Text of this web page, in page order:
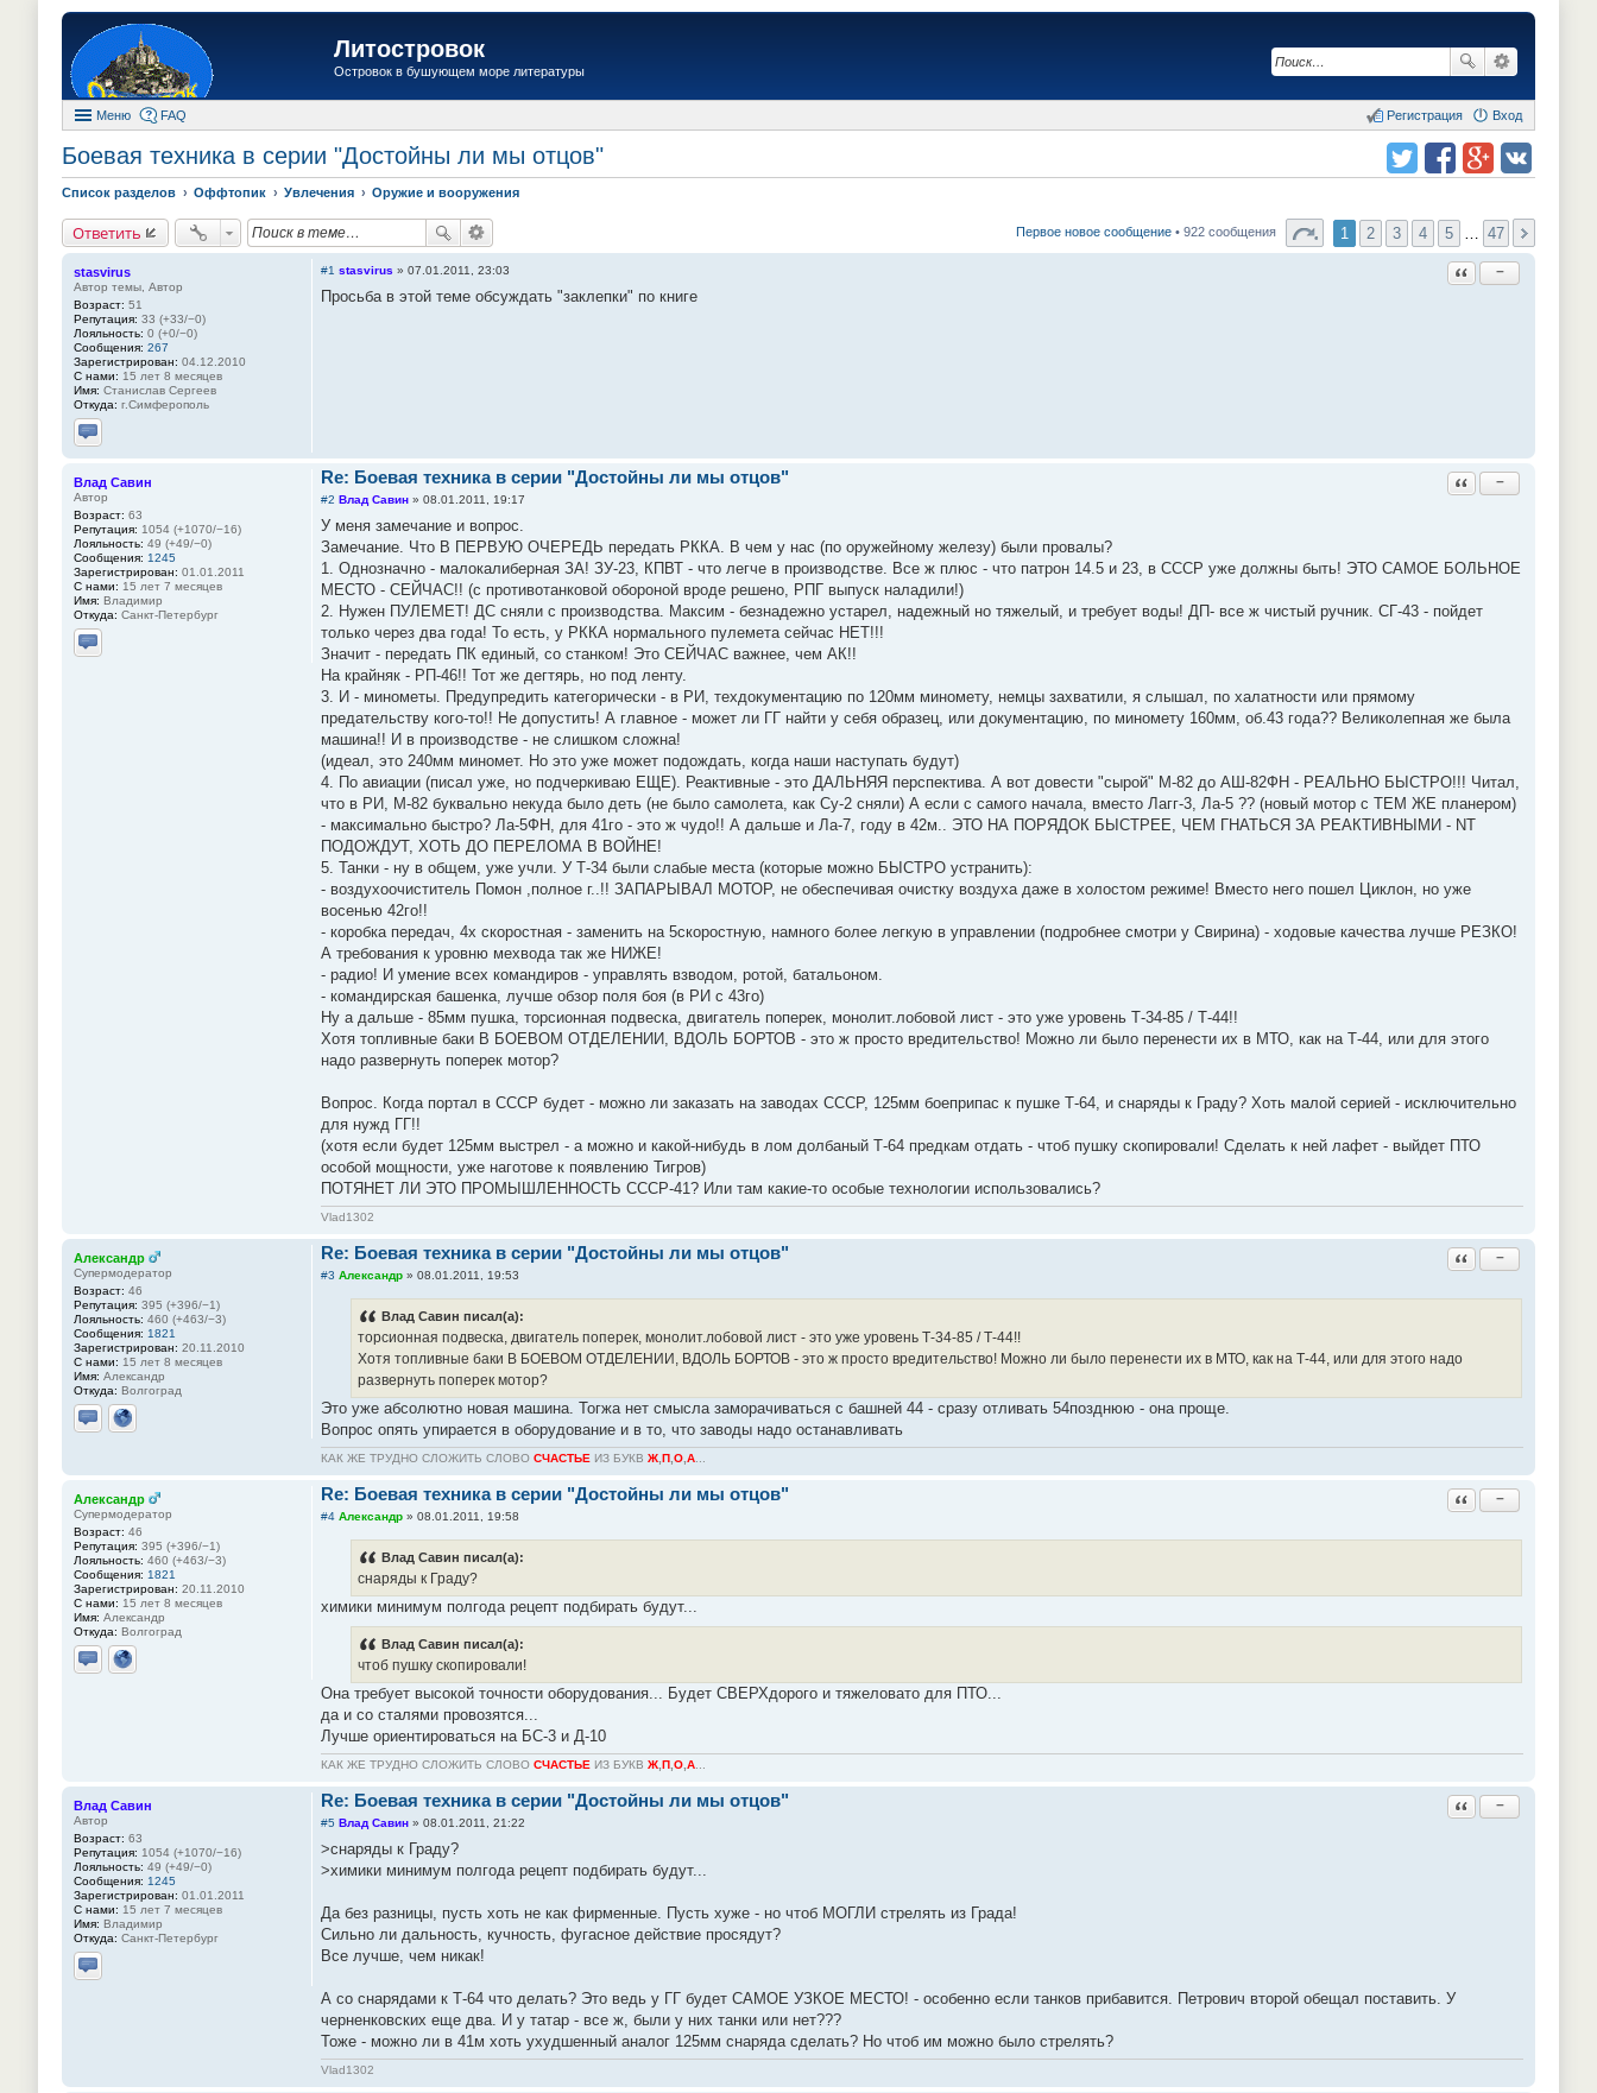
Литостровок
Островок в бушующем море литературы
Меню FAQ Вход
Регистрация
Боевая техника в серии "Достойны ли мы отцов"
Список разделов Оффтопик Увлечения Оружие и вооружения
Ответить Первое новое сообщение • 922 сообщения 1 2 3 4 5 47
stasvirus
Автор темы, Автор
Возраст: 51
Репутация: 33 (+33/−0)
Лояльность: 0 (+0/−0)
Сообщения: 267
Зарегистрирован: 04.12.2010
С нами: 15 лет 8 месяцев
Имя: Станислав Сергеев
Откуда: г.Симферополь
Отправить личное сообщение
Ответить с цитатой
−
#1 stasvirus » 07.01.2011, 23:03
Просьба в этой теме обсуждать "заклепки" по книге
Влад Савин
Автор
Возраст: 63
Репутация: 1054 (+1070/−16)
Лояльность: 49 (+49/−0)
Сообщения: 1245
Зарегистрирован: 01.01.2011
С нами: 15 лет 7 месяцев
Имя: Владимир
Откуда: Санкт-Петербург
Отправить личное сообщение
Re: Боевая техника в серии "Достойны ли мы отцов" Ответить с цитатой
−
#2 Влад Савин » 08.01.2011, 19:17
У меня замечание и вопрос.
Замечание. Что В ПЕРВУЮ ОЧЕРЕДЬ передать РККА. В чем у нас (по оружейному железу) были провалы?
1. Однозначно - малокалиберная ЗА! ЗУ-23, КПВТ - что легче в производстве. Все ж плюс - что патрон 14.5 и 23, в СССР уже должны быть! ЭТО САМОЕ БОЛЬНОЕ
МЕСТО - СЕЙЧАС!! (с противотанковой обороной вроде решено, РПГ выпуск наладили!)
2. Нужен ПУЛЕМЕТ! ДС сняли с производства. Максим - безнадежно устарел, надежный но тяжелый, и требует воды! ДП- все ж чистый ручник. СГ-43 - пойдет
только через два года! То есть, у РККА нормального пулемета сейчас НЕТ!!!
Значит - передать ПК единый, со станком! Это СЕЙЧАС важнее, чем АК!!
На крайняк - РП-46!! Тот же дегтярь, но под ленту.
3. И - минометы. Предупредить категорически - в РИ, техдокументацию по 120мм миномету, немцы захватили, я слышал, по халатности или прямому
предательству кого-то!! Не допустить! А главное - может ли ГГ найти у себя образец, или документацию, по миномету 160мм, об.43 года?? Великолепная же была
машина!! И в производстве - не слишком сложна!
(идеал, это 240мм миномет. Но это уже может подождать, когда наши наступать будут)
4. По авиации (писал уже, но подчеркиваю ЕЩЕ). Реактивные - это ДАЛЬНЯЯ перспектива. А вот довести "сырой" М-82 до АШ-82ФН - РЕАЛЬНО БЫСТРО!!! Читал,
что в РИ, М-82 буквально некуда было деть (не было самолета, как Су-2 сняли) А если с самого начала, вместо Лагг-3, Ла-5 ?? (новый мотор с ТЕМ ЖЕ планером)
- максимально быстро? Ла-5ФН, для 41го - это ж чудо!! А дальше и Ла-7, году в 42м.. ЭТО НА ПОРЯДОК БЫСТРЕЕ, ЧЕМ ГНАТЬСЯ ЗА РЕАКТИВНЫМИ - NT
ПОДОЖДУТ, ХОТЬ ДО ПЕРЕЛОМА В ВОЙНЕ!
5. Танки - ну в общем, уже учли. У Т-34 были слабые места (которые можно БЫСТРО устранить):
- воздухоочиститель Помон ,полное г..!! ЗАПАРЫВАЛ МОТОР, не обеспечивая очистку воздуха даже в холостом режиме! Вместо него пошел Циклон, но уже
восенью 42го!!
- коробка передач, 4х скоростная - заменить на 5скоростную, намного более легкую в управлении (подробнее смотри у Свирина) - ходовые качества лучше РЕЗКО!
А требования к уровню мехвода так же НИЖЕ!
- радио! И умение всех командиров - управлять взводом, ротой, батальоном.
- командирская башенка, лучше обзор поля боя (в РИ с 43го)
Ну а дальше - 85мм пушка, торсионная подвеска, двигатель поперек, монолит.лобовой лист - это уже уровень Т-34-85 / Т-44!!
Хотя топливные баки В БОЕВОМ ОТДЕЛЕНИИ, ВДОЛЬ БОРТОВ - это ж просто вредительство! Можно ли было перенести их в МТО, как на Т-44, или для этого
надо развернуть поперек мотор?
Вопрос. Когда портал в СССР будет - можно ли заказать на заводах СССР, 125мм боеприпас к пушке Т-64, и снаряды к Граду? Хоть малой серией - исключительно
для нужд ГГ!!
(хотя если будет 125мм выстрел - а можно и какой-нибудь в лом долбаный Т-64 предкам отдать - чтоб пушку скопировали! Сделать к ней лафет - выйдет ПТО
особой мощности, уже наготове к появлению Тигров)
ПОТЯНЕТ ЛИ ЭТО ПРОМЫШЛЕННОСТЬ СССР-41? Или там какие-то особые технологии использовались?
Vlad1302
Александр
Супермодератор
Возраст: 46
Репутация: 395 (+396/−1)
Лояльность: 460 (+463/−3)
Сообщения: 1821
Зарегистрирован: 20.11.2010
С нами: 15 лет 8 месяцев
Имя: Александр
Откуда: Волгоград
Отправить личное сообщение
Сайт
Re: Боевая техника в серии "Достойны ли мы отцов" Ответить с цитатой
−
#3 Александр » 08.01.2011, 19:53
Влад Савин писал(а):
торсионная подвеска, двигатель поперек, монолит.лобовой лист - это уже уровень Т-34-85 / Т-44!!
Хотя топливные баки В БОЕВОМ ОТДЕЛЕНИИ, ВДОЛЬ БОРТОВ - это ж просто вредительство! Можно ли было перенести их в МТО, как на Т-44, или для этого надо
развернуть поперек мотор?
Это уже абсолютно новая машина. Тогжа нет смысла заморачиваться с башней 44 - сразу отливать 54позднюю - она проще.
Вопрос опять упирается в оборудование и в то, что заводы надо останавливать
КАК ЖЕ ТРУДНО СЛОЖИТЬ СЛОВО СЧАСТЬЕ ИЗ БУКВ Ж,П,О,А...
Александр
Супермодератор
Возраст: 46
Репутация: 395 (+396/−1)
Лояльность: 460 (+463/−3)
Сообщения: 1821
Зарегистрирован: 20.11.2010
С нами: 15 лет 8 месяцев
Имя: Александр
Откуда: Волгоград
Отправить личное сообщение
Сайт
Re: Боевая техника в серии "Достойны ли мы отцов" Ответить с цитатой
−
#4 Александр » 08.01.2011, 19:58
Влад Савин писал(а):
снаряды к Граду?
химики минимум полгода рецепт подбирать будут...
Влад Савин писал(а):
чтоб пушку скопировали!
Она требует высокой точности оборудования... Будет СВЕРХдорого и тяжеловато для ПТО...
да и со сталями провозятся...
Лучше ориентироваться на БС-3 и Д-10
КАК ЖЕ ТРУДНО СЛОЖИТЬ СЛОВО СЧАСТЬЕ ИЗ БУКВ Ж П О А
Влад Савин
Автор
Возраст: 63
Репутация: 1054 (+1070/−16)
Лояльность: 49 (+49/−0)
Сообщения: 1245
Зарегистрирован: 01.01.2011
С нами: 15 лет 7 месяцев
Имя: Владимир
Откуда: Санкт-Петербург
Отправить личное сообщение
Re: Боевая техника в серии "Достойны ли мы отцов" Ответить с цитатой
−
#5 Влад Савин » 08.01.2011, 21:22
>снаряды к Граду?
>химики минимум полгода рецепт подбирать будут...
Да без разницы, пусть хоть не как фирменные. Пусть хуже - но чтоб МОГЛИ стрелять из Града!
Сильно ли дальность, кучность, фугасное действие просядут?
Все лучше, чем никак!
А со снарядами к Т-64 что делать? Это ведь у ГГ будет САМОЕ УЗКОЕ МЕСТО! - особенно если танков прибавится. Петрович второй обещал поставить. У
черненковских еще два. И у татар - все ж, были у них танки или нет???
Тоже - можно ли в 41м хоть ухудшенный аналог 125мм снаряда сделать? Но чтоб им можно было стрелять?
Vlad1302